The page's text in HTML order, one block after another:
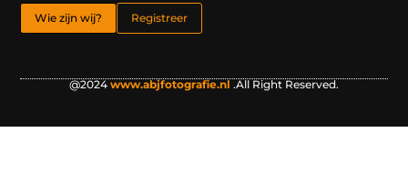
Wie zijn wij? Registreer
@2024www.abjfotografie.nl .All Right Reserved.